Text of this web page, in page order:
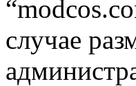
случае